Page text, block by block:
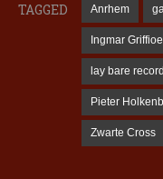
TAGGED Anrhem
Ingmar
lay bare
Pieter
Zwarte Cross